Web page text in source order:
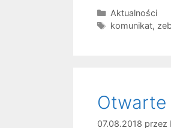
Kategorie
Aktualności
Tagi
komunikat,
Otwarte
07.08.2018 przez